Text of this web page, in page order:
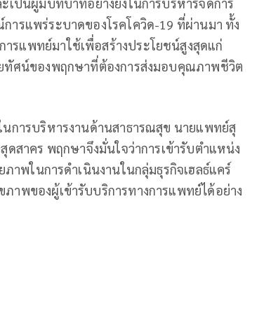
รแพร่ระบาดของโรคโควิด-19 ที่ผ่านมา ทั้ง
รแพทย์มาใช้เพื่อสร้างประโยชน์สูงสุดแก่
ทัศน์ของพฤกษาที่ต้องการส่งมอบคุณภาพชีวิต
การบริหารงานด้านสาธารณสุข นายแพทย์สุ
สาคร พฤกษาจึงมั่นใจว่าการเข้ารับตำแหน่ง
าพในการดำเนินงานในกลุ่มธุรกิจเฮลธ์แคร์
พของผู้เข้ารับบริการทางการแพทย์ได้อย่าง